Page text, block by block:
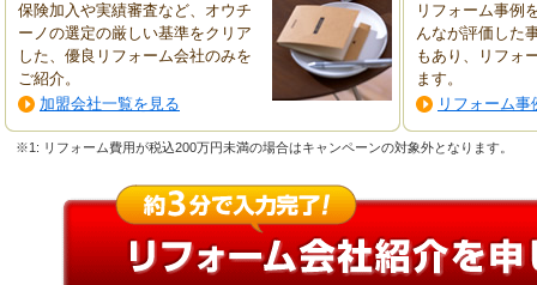
保険加入や実績審査など、オウチ
ーノの選定の厳しい基準をクリア
した、優良リフォーム会社のみを
ご紹介。
加盟会社一覧を見る
リフォーム事例
んなが評価した
もあり、リフォ
ます。
リフォーム事
※1: リフォーム費用が税込200万円未満の場合はキャンペーンの対象外となります。